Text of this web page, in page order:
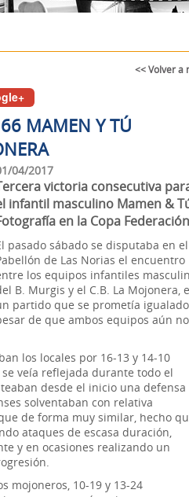
<< Volver a
MAMEN Y TÚ
04/2017
victoria consecutiva
infantil masculino Mamen &
en la Copa Federación
pasado sábado se disputaba en el
de Las Norias el encuentro
los equipos infantiles
B. Murgis y el C.B. La Mojonera,
partido que se prometía
de que ambos equipos aún no
los locales por 16-13 y 14-10
veía reflejada durante todo el
desde el inicio una defensa
solventaban con relativa
de forma muy similar, hecho
ataques de escasa duración,
y en ocasiones realizando un
mojoneros, 10-19 y 13-24